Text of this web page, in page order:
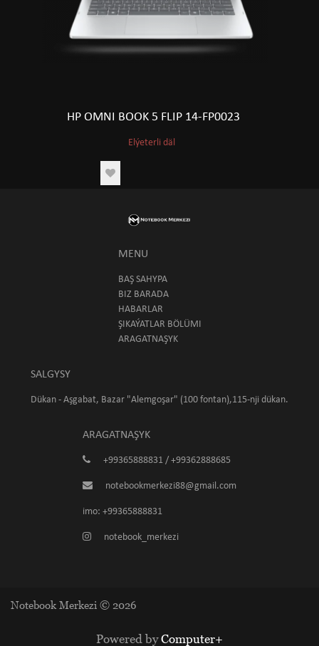
HP OMNI BOOK 5 FLIP 14-FP0023
Elýeterli däl
MENU
BAŞ SAHYPA
BIZ BARADA
HABARLAR
ŞIKAÝATLAR BÖLÜMI
ARAGATNAŞYK
SALGYSY
Dükan - Aşgabat, Bazar "Alemgoşar" (100 fontan),115-nji dükan.
ARAGATNAŞYK
+99365888831 / +99362888685
notebookmerkezi88@gmail.com
imo: +99365888831
notebook_merkezi
Notebook Merkezi © 2026
Powered byComputer+